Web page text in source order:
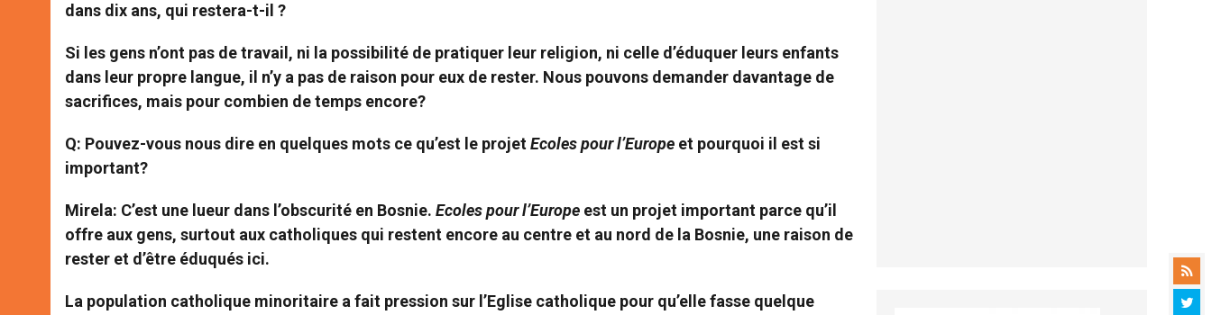
dans dix ans, qui restera-t-il ?
Si les gens n’ont pas de travail, ni la possibilité de pratiquer leur religion, ni celle d’éduquer leurs enfants
dans leur propre langue, il n’y a pas de raison pour eux de rester. Nous pouvons demander davantage de
sacrifices, mais pour combien de temps encore?
Q: Pouvez-vous nous dire en quelques mots ce qu’est le projetEcoles pour l’Europe et pourquoi il est si
important?
Mirela: C’est une lueur dans l’obscurité en Bosnie. Ecoles pour l’Europe est un projet important parce qu’il
offre aux gens, surtout aux catholiques qui restent encore au centre et au nord de la Bosnie, une raison de
rester et d’être éduqués ici.
La population catholique minoritaire a fait pression sur l’Eglise catholique pour qu’elle fasse quelque